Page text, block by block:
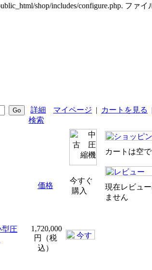
shop/includes/configure.php. ファ
詳細
検索
マイページ | カートを見る
価格
今すぐ
購入
圧
1,720,000
円（税
込）
カートは空
現在レビュー
ません